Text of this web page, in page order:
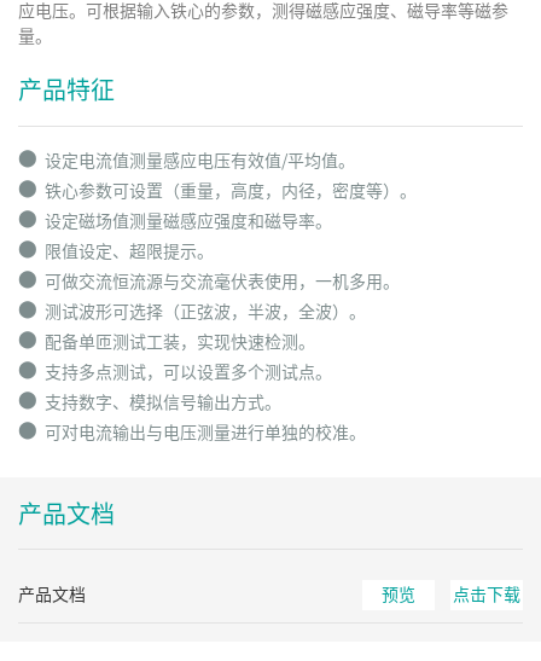
应电压。可根据输入铁心的参数，测得磁感应强度、磁导率等磁参
量。
产品特征
⬤ 设定电流值测量感应电压有效值/平均值。
⬤ 铁心参数可设置（重量，高度，内径，密度等）。
⬤ 设定磁场值测量磁感应强度和磁导率。
⬤
限值设定、超限提示。
⬤ 可做交流恒流源与交流毫伏表使用，一机多用。
⬤ 测试波形可选择（正弦波，半波，全波）。
⬤ 配备单匝测试工装，实现快速检测。
⬤ 支持多点测试，可以设置多个测试点。
⬤ 支持数字、模拟信号输出方式。
⬤ 可对电流输出与电压测量进行单独的校准。
产品文档
产品文档 预览 点击下载